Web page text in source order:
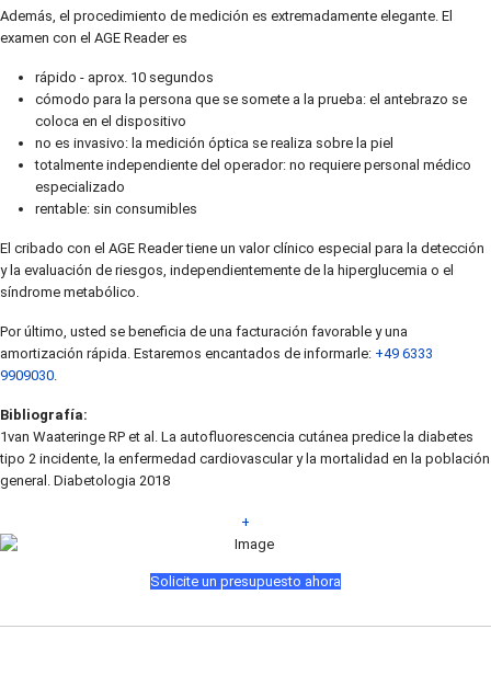
Además, el procedimiento de medición es extremadamente elegante. El
examen con el AGE Reader es
rápido - aprox. 10 segundos
cómodo para la persona que se somete a la prueba: el antebrazo se
coloca en el dispositivo
no es invasivo: la medición óptica se realiza sobre la piel
totalmente independiente del operador: no requiere personal médico
especializado
rentable: sin consumibles
El cribado con el AGE Reader tiene un valor clínico especial para la detección
y la evaluación de riesgos, independientemente de la hiperglucemia o el
síndrome metabólico.
Por último, usted se beneficia de una facturación favorable y una
amortización rápida. Estaremos encantados de informarle: +49 6333
9909030.
Bibliografía:
1van Waateringe RP et al. La autofluorescencia cutánea predice la diabetes
tipo 2 incidente, la enfermedad cardiovascular y la mortalidad en la población
general. Diabetologia 2018
+
Solicite un presupuesto ahora